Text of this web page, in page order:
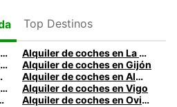
Top Destinos
Alquiler de coches en Logroño
Alquiler de coches en La Coruña
Alquiler de coches en Ourense
Alquiler de coches en Gijón
Cádiz
Alquiler de coches en Almería
Alquiler de coches en Santander
Alquiler de coches en Vigo
en Palma
Alquiler de coches en Oviedo